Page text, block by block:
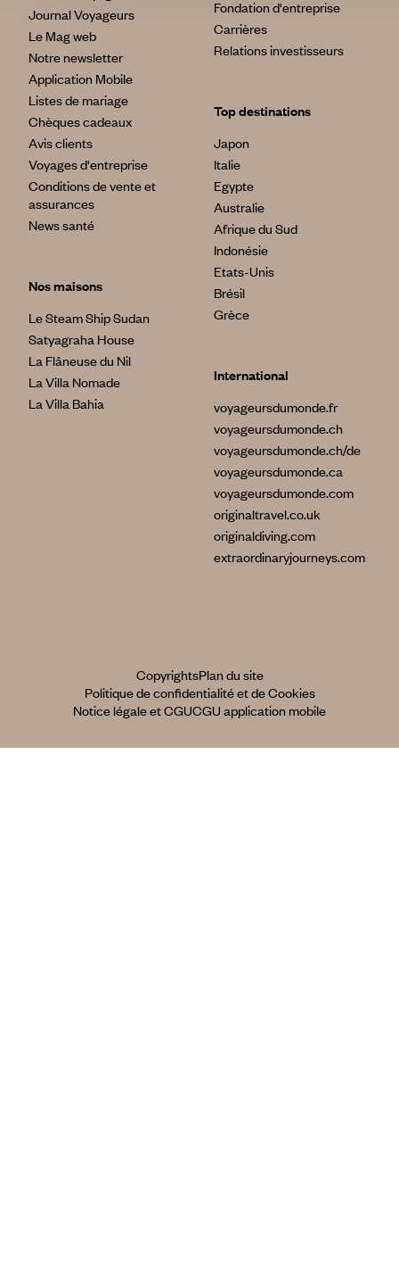
Journal Voyageurs
Le Mag web
Notre newsletter
Application Mobile
Listes de mariage
Chèques cadeaux
Avis clients
Voyages d'entreprise
Conditions de vente et
assurances
News santé
Nos maisons
Le Steam Ship Sudan
Satyagraha House
La Flâneuse du Nil
La Villa Nomade
La Villa Bahia
Fondation d'entreprise
Carrières
Relations investisseurs
Top destinations
Japon
Italie
Egypte
Australie
Afrique du Sud
Indonésie
Etats-Unis
Brésil
Grèce
International
voyageursdumonde.fr
voyageursdumonde.ch
voyageursdumonde.ch/de
voyageursdumonde.ca
voyageursdumonde.com
originaltravel.co.uk
originaldiving.com
extraordinaryjourneys.com
CopyrightsPlan du site
Politique de confidentialité et de Cookies
Notice légale et CGUCGU application mobile